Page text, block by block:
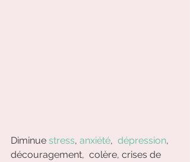
Diminue stress, anxiété, dépression,
découragement,  colère, crises de